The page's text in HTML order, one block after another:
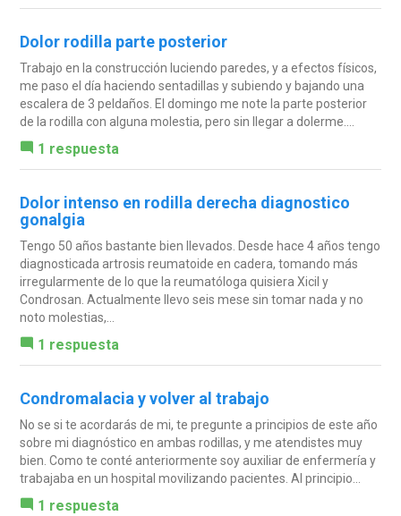
Dolor rodilla parte posterior
Trabajo en la construcción luciendo paredes, y a efectos físicos,
me paso el día haciendo sentadillas y subiendo y bajando una
escalera de 3 peldaños. El domingo me note la parte posterior
de la rodilla con alguna molestia, pero sin llegar a dolerme....
1 respuesta
Dolor intenso en rodilla derecha diagnostico
gonalgia
Tengo 50 años bastante bien llevados. Desde hace 4 años tengo
diagnosticada artrosis reumatoide en cadera, tomando más
irregularmente de lo que la reumatóloga quisiera Xicil y
Condrosan. Actualmente llevo seis mese sin tomar nada y no
noto molestias,...
1 respuesta
Condromalacia y volver al trabajo
No se si te acordarás de mi, te pregunte a principios de este año
sobre mi diagnóstico en ambas rodillas, y me atendistes muy
bien. Como te conté anteriormente soy auxiliar de enfermería y
trabajaba en un hospital movilizando pacientes. Al principio...
1 respuesta